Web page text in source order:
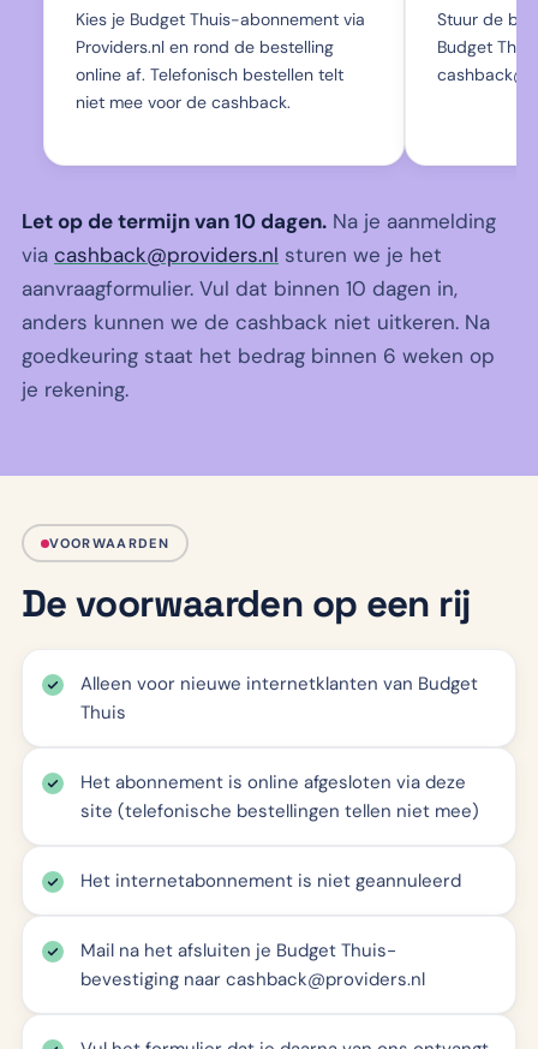
Kies je Budget Thuis-abonnement via
Providers.nl en rond de bestelling
online af. Telefonisch bestellen telt
niet mee voor de cashback.
Stuur de
Budget
Let op de termijn van 10 dagen. Na je aanmelding
via cashback@providers.nl sturen we je het
aanvraagformulier. Vul dat binnen 10 dagen in,
anders kunnen we de cashback niet uitkeren. Na
goedkeuring staat het bedrag binnen 6 weken op
je rekening.
VOORWAARDEN
De voorwaarden op een rij
Alleen voor nieuwe internetklanten van Budget
Thuis
Het abonnement is online afgesloten via deze
site (telefonische bestellingen tellen niet mee)
Het internetabonnement is niet geannuleerd
Mail na het afsluiten je Budget Thuis-
bevestiging naar cashback@providers.nl